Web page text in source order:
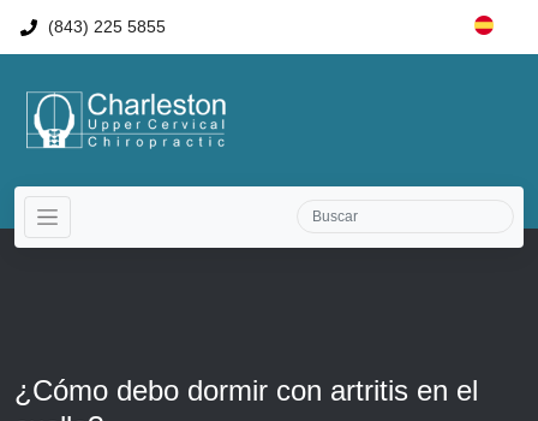
(843) 225 5855
¿Cómo debo dormir con artritis en el